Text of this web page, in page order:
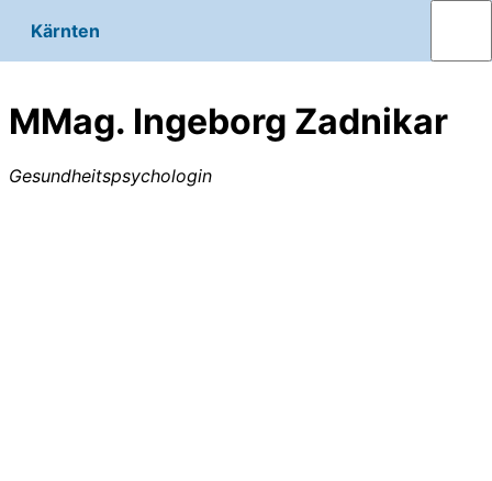
Kärnten
MMag. Ingeborg Zadnikar
Gesundheitspsychologin